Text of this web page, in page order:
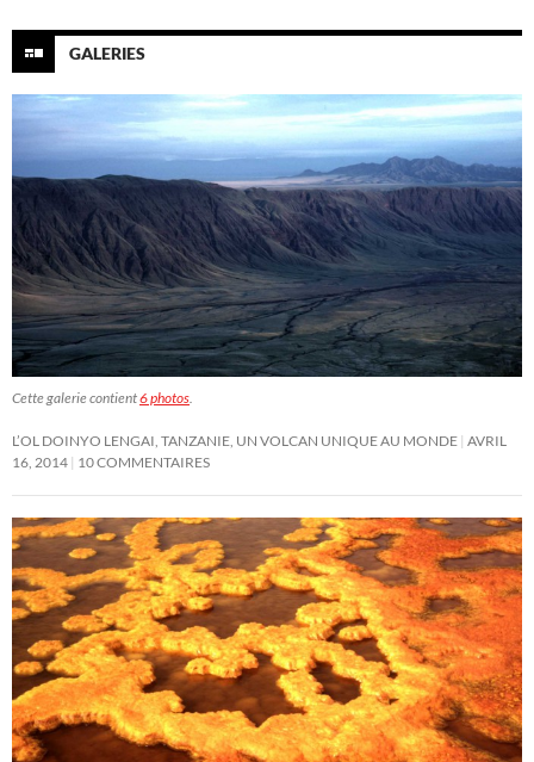
GALERIES
Cette galerie contient6 photos
L’OL DOINYO LENGAI, TANZANIE, UN VOLCAN UNIQUE AU MONDE AVRIL
16, 2014 10 COMMENTAIRES